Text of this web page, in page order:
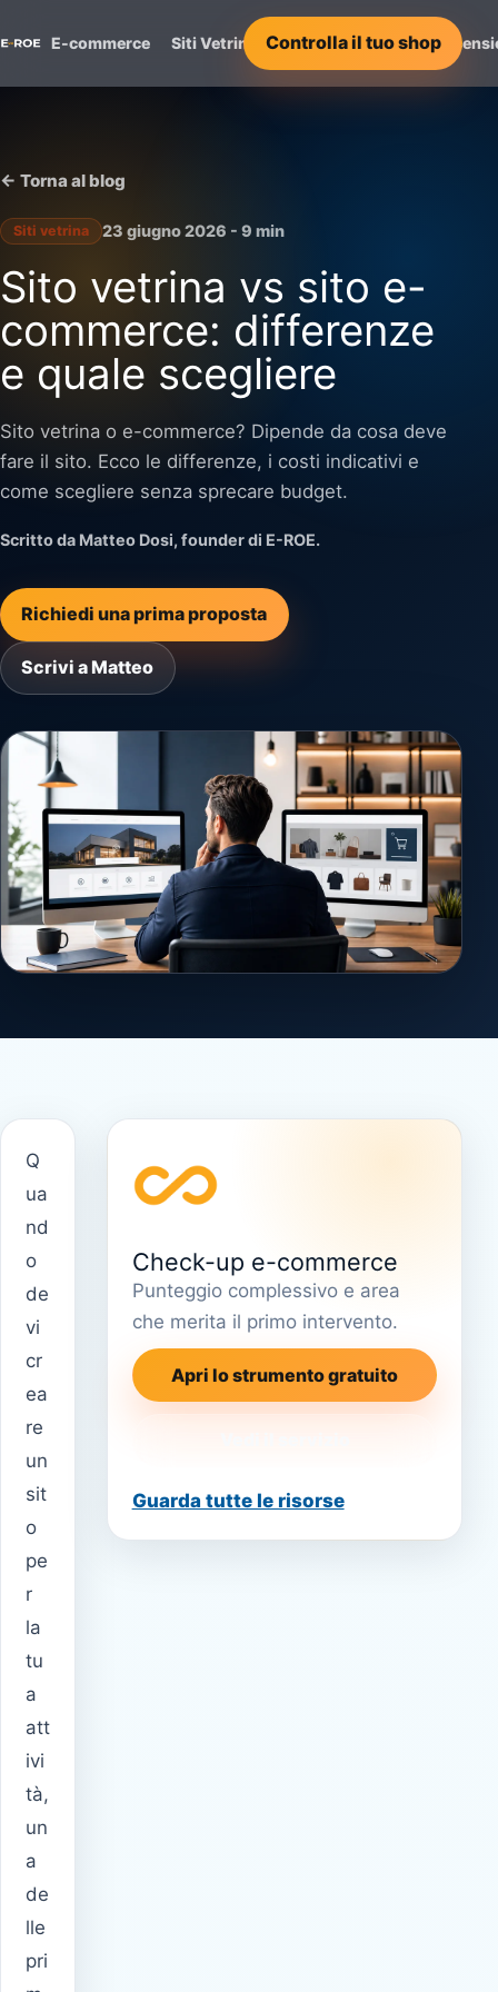
E-commerce Siti Vetrina Servizi Progetti
Controlla il tuo shop
<- Torna al blog
Siti vetrina 23 giugno 2026 - 9 min
Sito vetrina vs sito e-
commerce: differenze
e quale scegliere
Sito vetrina o e-commerce? Dipende da cosa deve
fare il sito. Ecco le differenze, i costi indicativi e
come scegliere senza sprecare budget.
Scritto da Matteo Dosi, founder di E-ROE.
Richiedi una prima proposta
Scrivi a Matteo
Q
ua
nd
o
de
vi
cr
ea
re
un
sit
o
pe
r
la
tu
a
att
ivi
tà,
un
a
de
lle
pri
Check-up e-commerce
Punteggio complessivo e area
che merita il primo intervento.
Apri lo strumento gratuito
Guarda tutte le risorse